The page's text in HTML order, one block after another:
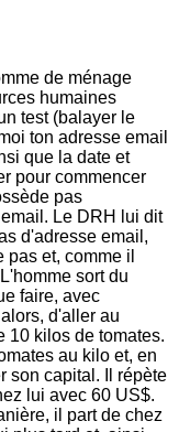
de ménage
humaines
test (balayer le
ton adresse email
que la date et
pour commencer
pas
Le DRH lui dit
d'adresse email,
et, comme il
sort du
faire, avec
d'aller au
10 kilos de tomates.
au kilo et, en
son capital. Il répète
lui avec 60 US$.
il part de chez